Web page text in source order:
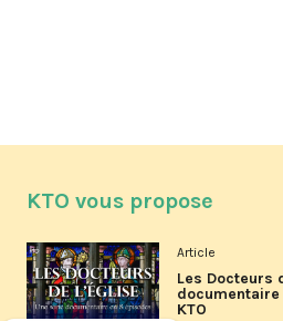
KTO vous propose
Article
Les Docteurs
KTO